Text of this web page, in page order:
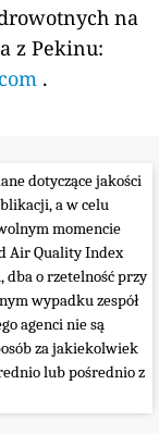
na
z Pekinu:
.
dotyczące jakości
a w celu
momencie
Air Quality Index
o rzetelność przy
wypadku zespół
agenci nie są
za jakiekolwiek
lub pośrednio z